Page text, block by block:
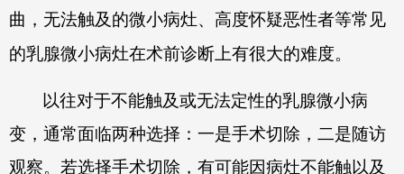
曲，无法触及的微小病灶、高度怀疑恶性者等常见
的乳腺微小病灶在术前诊断上有很大的难度。
以往对于不能触及或无法定性的乳腺微小病
变，通常面临两种选择：一是手术切除，二是随访
观察。若选择手术切除，有可能因病灶不能触以及